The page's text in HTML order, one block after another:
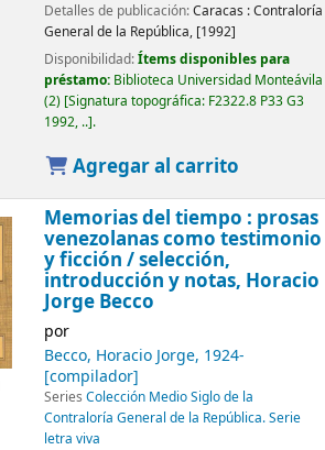
Detalles de publicación:Caracas :Contraloría
General de la República, [1992]
Disponibilidad:Ítems disponibles para
préstamo: Biblioteca Universidad Monteávila
(2) Signatura topográfica: F2322.8 P33 G3
1992, .. .
Agregar al carrito
Memorias del tiempo : prosas
venezolanas como testimonio
y ficción /selección,
introducción y notas, Horacio
Jorge Becco
por
Becco, Horacio Jorge, 1924-
[compilador]
Series Colección Medio Siglo de la
Contraloría General de la República. Serie
letra viva